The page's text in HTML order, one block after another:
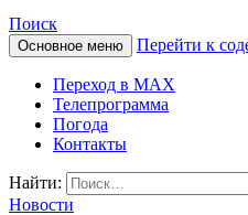
АГЕНТСТВО
«ВЕСТИ»)
Поиск
Основное меню Перейти к
Переход в MAX
Телепрограмма
Погода
Контакты
Найти:
Новости